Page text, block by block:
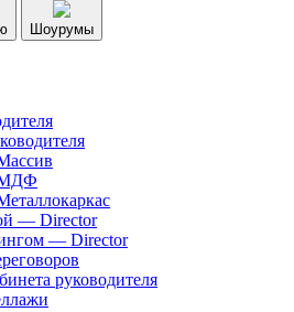
Шоурумы
— Director
— Director
руководителя